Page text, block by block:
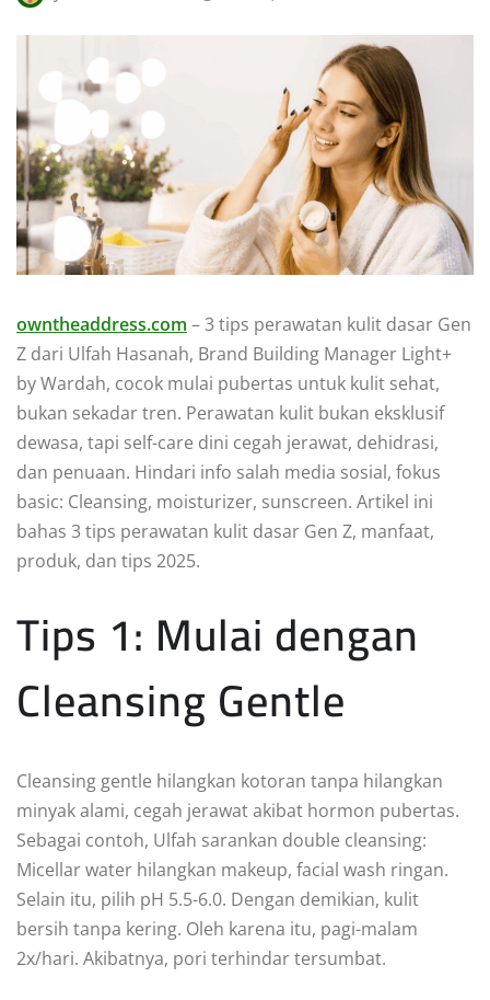
owntheaddress.com – 3 tips perawatan kulit dasar Gen
Z dari Ulfah Hasanah, Brand Building Manager Light+
by Wardah, cocok mulai pubertas untuk kulit sehat,
bukan sekadar tren. Perawatan kulit bukan eksklusif
dewasa, tapi self-care dini cegah jerawat, dehidrasi,
dan penuaan. Hindari info salah media sosial, fokus
basic: Cleansing, moisturizer, sunscreen. Artikel ini
bahas 3 tips perawatan kulit dasar Gen Z, manfaat,
produk, dan tips 2025.
Tips 1: Mulai dengan
Cleansing Gentle
Cleansing gentle hilangkan kotoran tanpa hilangkan
minyak alami, cegah jerawat akibat hormon pubertas.
Sebagai contoh, Ulfah sarankan double cleansing:
Micellar water hilangkan makeup, facial wash ringan.
Selain itu, pilih pH 5.5-6.0. Dengan demikian, kulit
bersih tanpa kering. Oleh karena itu, pagi-malam
2x/hari. Akibatnya, pori terhindar tersumbat.